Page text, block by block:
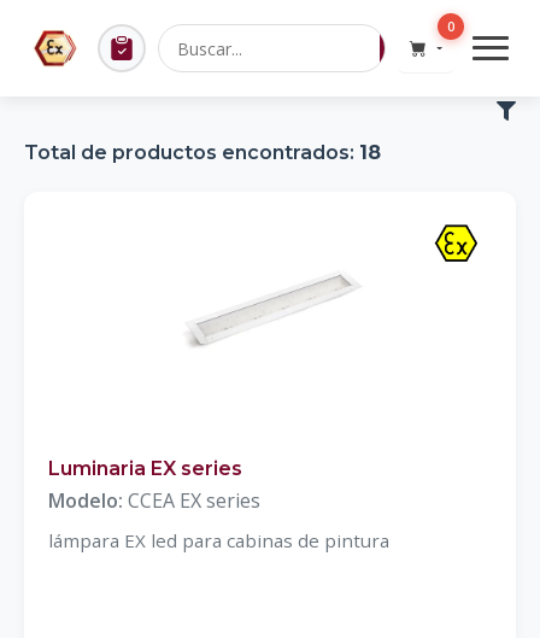
0
Total de productos encontrados: 18
Luminaria EX series
Modelo: CCEA EX series
lámpara EX led para cabinas de pintura